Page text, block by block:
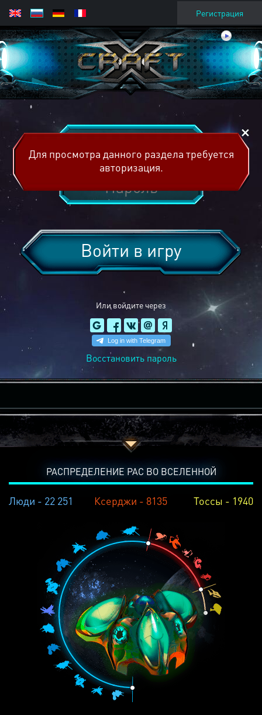
Регистрация
Или войдите через
Войти в игру
Восстановить пароль
Для просмотра данного раздела требуется
авторизация.
РАСПРЕДЕЛЕНИЕ РАС ВО ВСЕЛЕННОЙ
Люди - 22 251 Ксерджи - 8135 Тоссы - 1940